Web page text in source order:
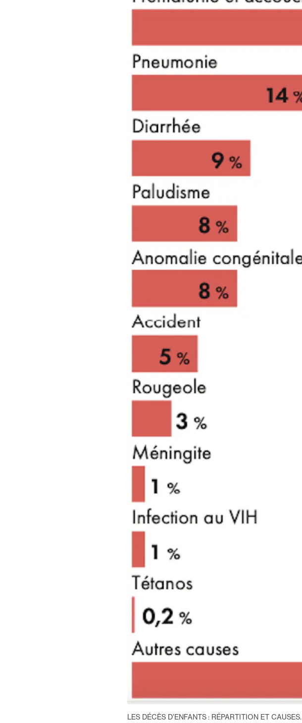
LES DÉCÈS D’ENFANTS : RÉPARTITION ET CAUSES.